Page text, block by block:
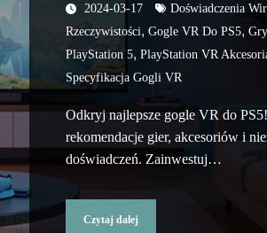
2024-03-17
Doświadczenia
Rzeczywistości, Gogle VR Do PS5,
PlayStation 5, PlayStation VR
Specyfikacja Gogli VR
Odkryj najlepsze gogle VR do
rekomendacje gier, akcesoriów i
doświadczeń. Zainwestuj…
Czytaj dalej